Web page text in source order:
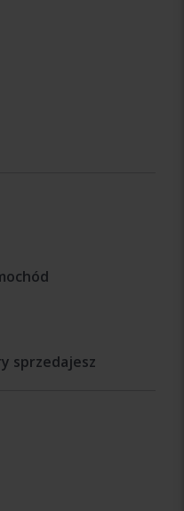
sprzedajesz